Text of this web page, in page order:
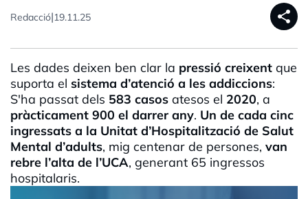
Redacció|19.11.25 share
Les dades deixen ben clar la pressió creixent que
suporta el sistema d’atenció a les addiccions:
S'ha passat dels 583 casos atesos el 2020, a
pràcticament 900 el darrer any. Un de cada cinc
ingressats a la Unitat d’Hospitalització de Salut
Mental d’adults, mig centenar de persones, van
rebre l’alta de l’UCA, generant 65 ingressos
hospitalaris.